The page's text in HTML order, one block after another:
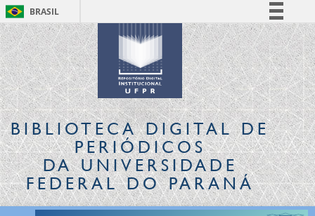
BRASIL
Simplifique!
Comunica BR
Participe
Acesso à informação
Legislação
Canais
BIBLIOTECA DIGITALDE
PERIÓDICOS
DA UNIVERSIDADE
FEDERAL DO PARANÁ